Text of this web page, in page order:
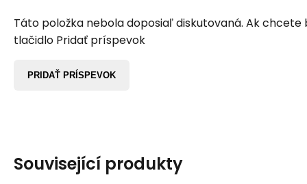
Táto položka nebola doposiaľ diskutovaná. Ak chcete
tlačidlo Pridať príspevok
PRIDAŤ PRÍSPEVOK
Související produkty